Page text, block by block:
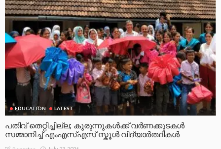
EDUCATION LATEST
പതിവ് തെറ്റിച്ചില്ല; കുരുന്നുകൾക്ക് വർണക്കുടകൾ
സമ്മാനിച്ച് എംഎസ്എസ് സ്കൂൾ വിദ്യാർത്ഥികൾ